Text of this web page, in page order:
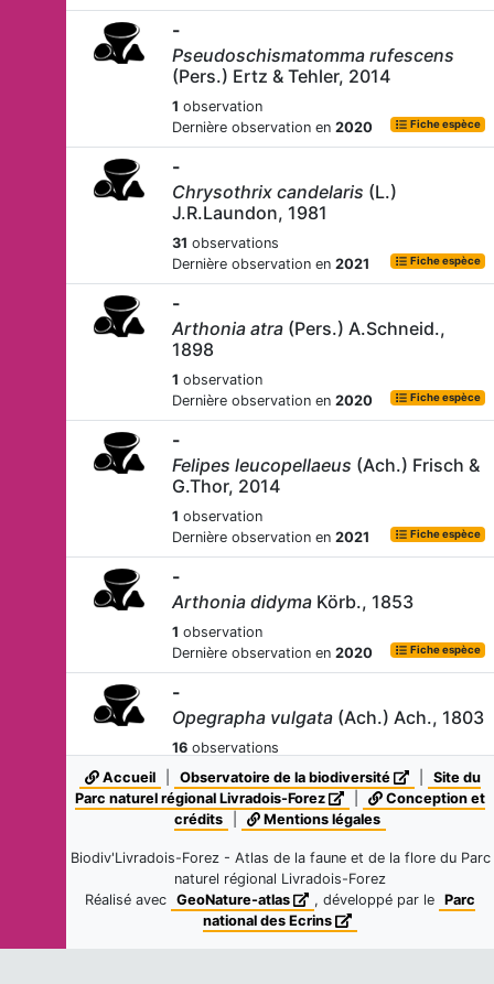
-
Pseudoschismatomma rufescens
(Pers.) Ertz & Tehler, 2014
1 observation
Dernière observation en 2020 Fiche espèce
-
Chrysothrix candelaris (L.)
J.R.Laundon, 1981
31 observations
Dernière observation en 2021 Fiche espèce
-
Arthonia atra (Pers.) A.Schneid.,
1898
1 observation
Dernière observation en 2020 Fiche espèce
-
Felipes leucopellaeus (Ach.) Frisch &
G.Thor, 2014
1 observation
Dernière observation en 2021 Fiche espèce
-
Arthonia didyma Körb., 1853
1 observation
Dernière observation en 2020 Fiche espèce
-
Opegrapha vulgata (Ach.) Ach., 1803
16 observations
Dernière observation en 2021 Fiche espèce
-
Arthonia vinosaLeight., 1856
21observations
Dernière observation en2021
Accueil Observatoire de la biodiversité
Site du
Parc naturel régional Livradois-Forez
Conception et
crédits
Mentions légales
Biodiv'Livradois-Forez - Atlas de la faune et de la flore du Parc
naturel régional Livradois-Forez
Réalisé avec GeoNature-atlas , développé par le
Parc
national des Ecrins